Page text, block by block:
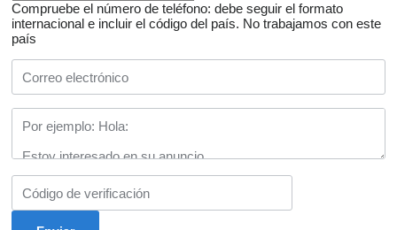
Compruebe el número de teléfono: debe seguir el formato
internacional e incluir el código del país. No trabajamos con este
país